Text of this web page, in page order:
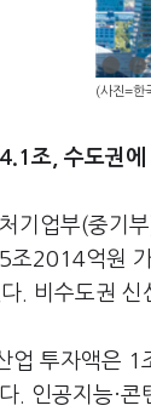
(사진=한
조, 수도권에
기업부(중기
5조2014억원
. 비수도권
업 투자액은
. 인공지능·